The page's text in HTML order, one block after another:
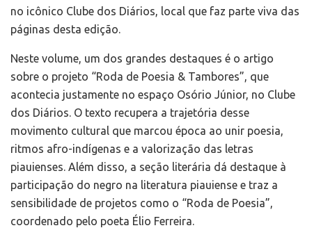
no icônico Clube dos Diários, local que faz parte viva das
páginas desta edição.
Neste volume, um dos grandes destaques é o artigo
sobre o projeto “Roda de Poesia & Tambores”, que
acontecia justamente no espaço Osório Júnior, no Clube
dos Diários. O texto recupera a trajetória desse
movimento cultural que marcou época ao unir poesia,
ritmos afro-indígenas e a valorização das letras
piauienses. Além disso, a seção literária dá destaque à
participação do negro na literatura piauiense e traz a
sensibilidade de projetos como o “Roda de Poesia”,
coordenado pelo poeta Élio Ferreira.